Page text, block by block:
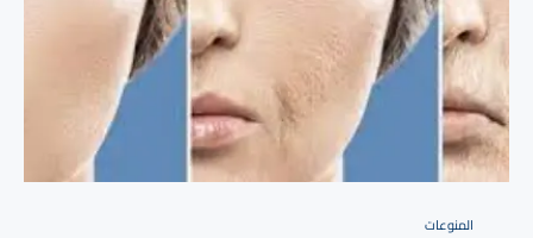
المنوعات